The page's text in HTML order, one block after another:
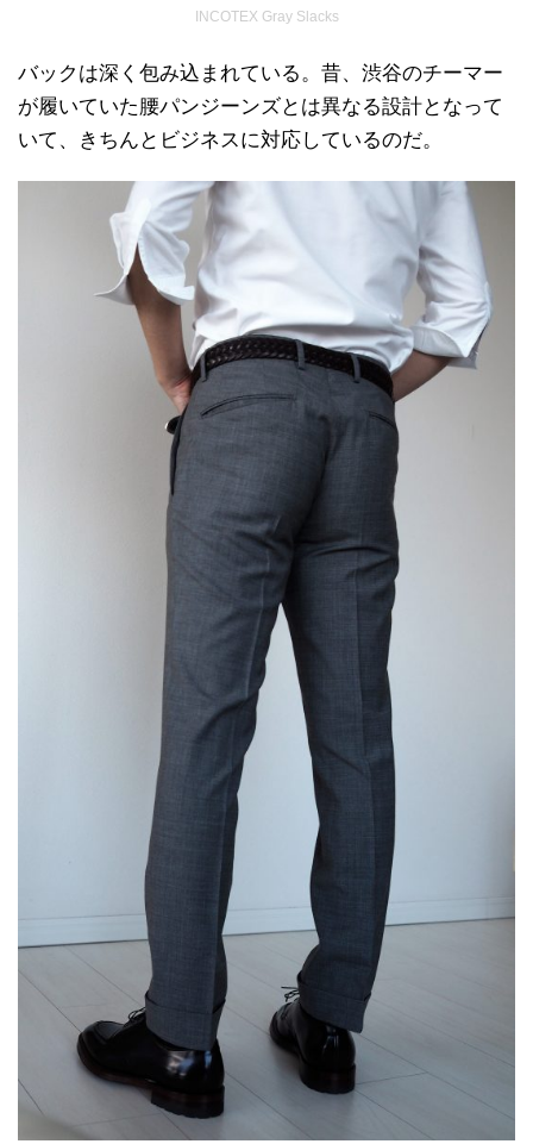
INCOTEX Gray Slacks
バックは深く包み込まれている。昔、渋谷のチーマー
が履いていた腰パンジーンズとは異なる設計となって
いて、きちんとビジネスに対応しているのだ。